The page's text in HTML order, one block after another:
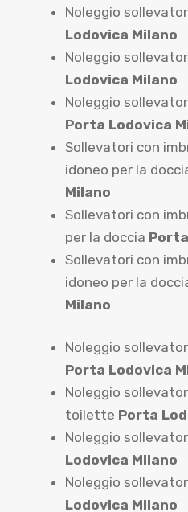
Noleggio
Lodovica Milano
Noleggio
Lodovica Milano
Noleggio
Porta Lodovica
Sollevatori con
idoneo per la
Milano
Sollevatori con
per la doccia
Sollevatori con
idoneo per la
Milano
Noleggio
Porta Lodovica
Noleggio
toilette Porta
Noleggio
Lodovica Milano
Noleggio
Lodovica Milano